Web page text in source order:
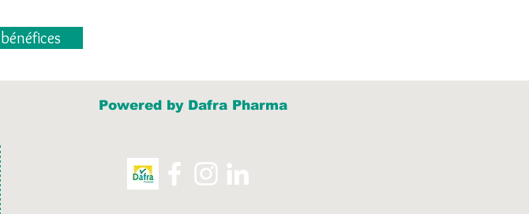
Powered by Dafra Pharma